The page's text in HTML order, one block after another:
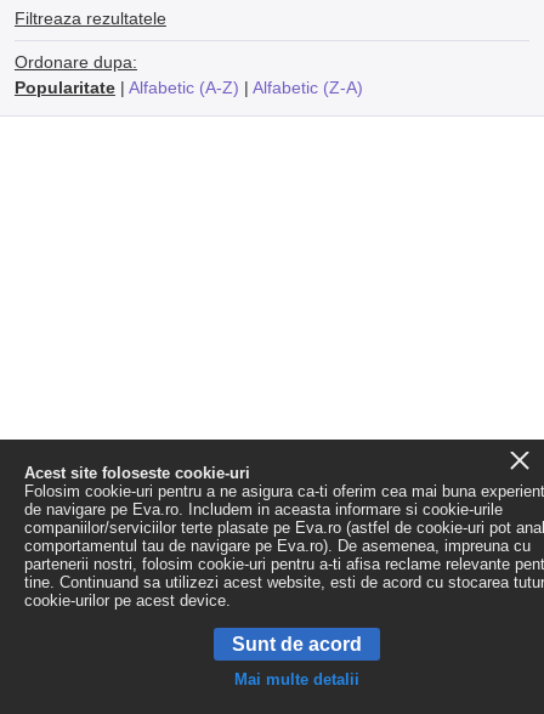
Filtreaza rezultatele
Ordonare dupa:
Popularitate| Alfabetic (A-Z) | Alfabetic (Z-A)
Acest site foloseste cookie-uri
Folosim cookie-uri pentru a ne asigura ca-ti oferim cea mai buna
de navigare pe Eva.ro. Includem in aceasta informare si cookie-urile
companiilor/serviciilor terte plasate pe Eva.ro (astfel de cookie-uri pot
comportamentul tau de navigare pe Eva.ro). De asemenea, impreuna cu
partenerii nostri, folosim cookie-uri pentru a-ti afisa reclame relevante
tine. Continuand sa utilizezi acest website, esti de acord cu stocarea
cookie-urilor pe acest device.
Sunt de acord
Mai multe detalii